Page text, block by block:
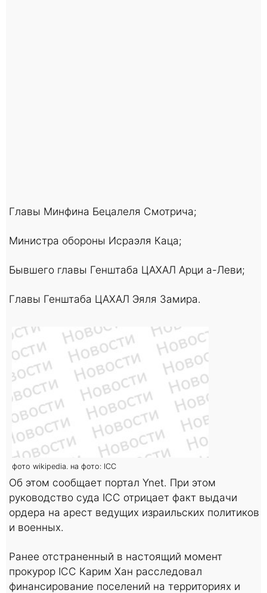
Главы Минфина Бецалеля Смотрича;
Министра обороны Исраэля Каца;
Бывшего главы Генштаба ЦАХАЛ Арци а-Леви;
Главы Генштаба ЦАХАЛ Эяля Замира.
фото wikipedia. на фото: ICC
Об этом сообщает портал Ynet. При этом
руководство суда ICC отрицает факт выдачи
ордера на арест ведущих израильских политиков
и военных.
Ранее отстраненный в настоящий момент
прокурор ICC Карим Хан расследовал
финансирование поселений на территориях и